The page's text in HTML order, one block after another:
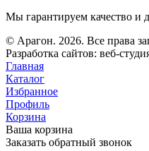
Мы гарантируем качество и
© Арагон. 2026. Все права
Разработка сайтов: веб-
Главная
Каталог
Избранное
Профиль
Корзина
Ваша корзина
Заказать обратный звонок